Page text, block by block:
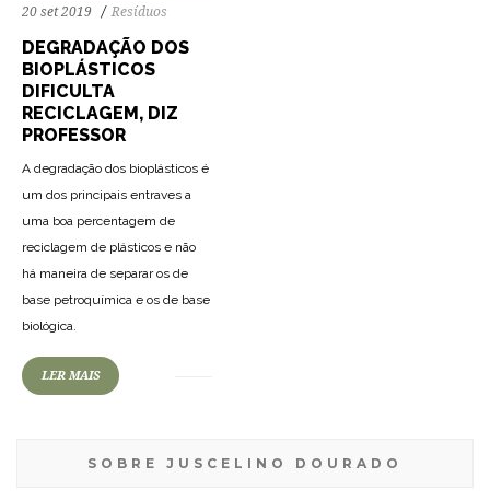
20 set 2019 Resíduos
DEGRADAÇÃO DOS
BIOPLÁSTICOS
DIFICULTA
RECICLAGEM, DIZ
PROFESSOR
A degradação dos bioplásticos é
um dos principais entraves a
uma boa percentagem de
reciclagem de plásticos e não
há maneira de separar os de
base petroquímica e os de base
biológica.
LER MAIS
SOBRE JUSCELINO DOURADO